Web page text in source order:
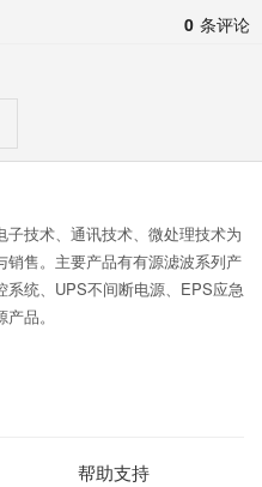
0 条评论
技术、通讯技术、微处理技术为
售。主要产品有有源滤波系列产
统、UPS不间断电源、EPS应急
品。
帮助支持